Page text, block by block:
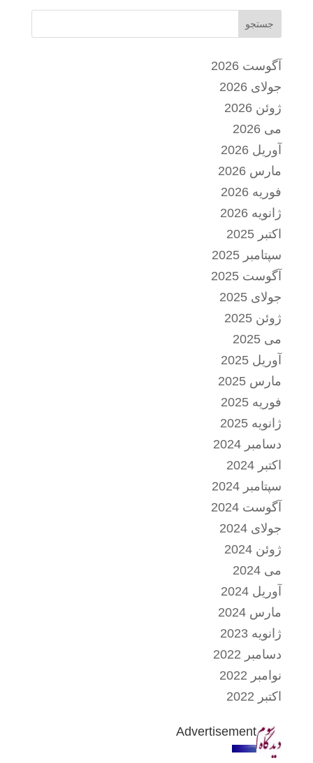
جستجو
آگوست 2026
جولای 2026
ژوئن 2026
می 2026
آوریل 2026
مارس 2026
فوریه 2026
ژانویه 2026
اکتبر 2025
سپتامبر 2025
آگوست 2025
جولای 2025
ژوئن 2025
می 2025
آوریل 2025
مارس 2025
فوریه 2025
ژانویه 2025
دسامبر 2024
اکتبر 2024
سپتامبر 2024
آگوست 2024
جولای 2024
ژوئن 2024
می 2024
آوریل 2024
مارس 2024
ژانویه 2023
دسامبر 2022
نوامبر 2022
اکتبر 2022
Advertisement